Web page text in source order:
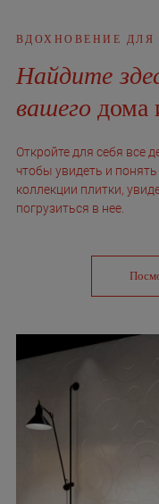
ВДОХНОВЕНИЕ ДЛЯ
Найдите
вашего дома
Откройте для себя все
чтобы увидеть и
коллекции плитки,
погрузиться в нее.